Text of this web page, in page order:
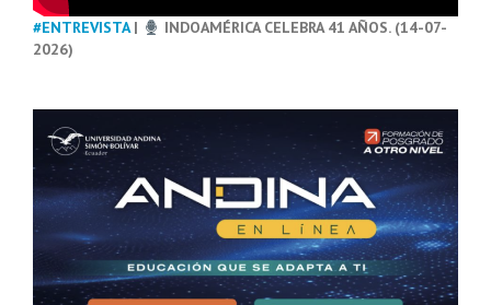
#ENTREVISTA|
INDOAMÉRICA CELEBRA 41 AÑOS. (14-07-
2026)